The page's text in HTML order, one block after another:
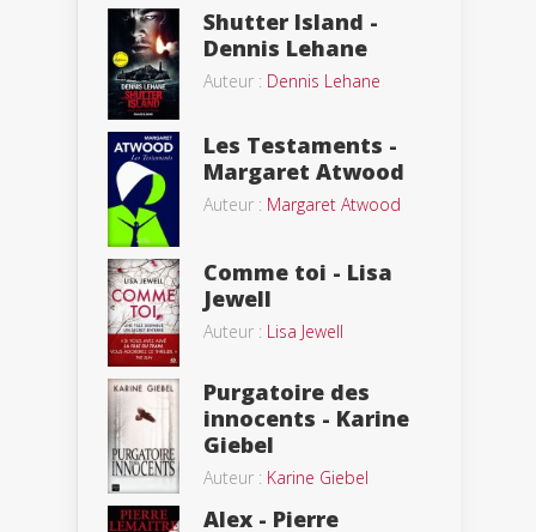
Shutter Island -
Dennis Lehane
Auteur : Dennis Lehane
Les Testaments -
Margaret Atwood
Auteur : Margaret Atwood
Comme toi - Lisa
Jewell
Auteur : Lisa Jewell
Purgatoire des
innocents - Karine
Giebel
Auteur : Karine Giebel
Alex - Pierre